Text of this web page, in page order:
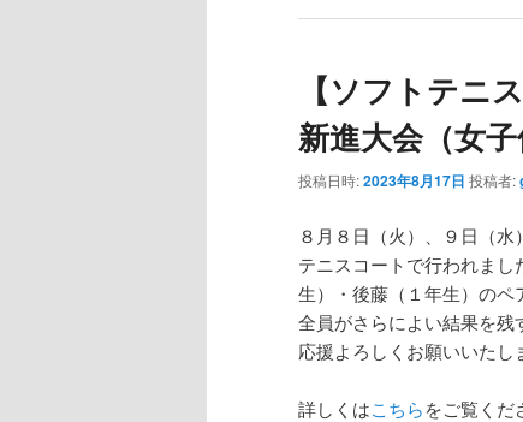
【ソフトテニ
新進大会（女
投稿日時:2023年8月17日 投稿者:
８月８日（火）、９日（
テニスコートで行われま
生）・後藤（１年生）の
全員がさらによい結果を
応援よろしくお願いいたし
詳しくはこちらをご覧くだ